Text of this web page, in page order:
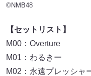
©NMB48
【セットリスト】
M00：Overture
M01：わるきー
M02：永遠プレッシャ